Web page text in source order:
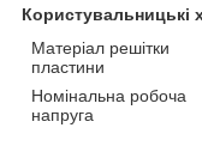
Користувальницькі
Матеріал решітки
пластини
Номінальна робоча
напруга